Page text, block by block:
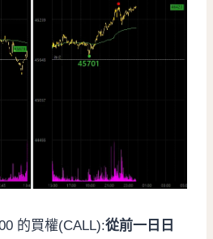
的買權(CALL):從前一日日